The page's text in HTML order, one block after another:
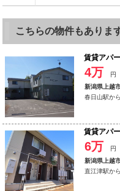
こちらの物件もありま
賃貸アパ
4万
円
新潟県上越
春日山駅か
賃貸アパ
6万
円
新潟県上越
直江津駅か